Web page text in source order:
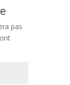
pas